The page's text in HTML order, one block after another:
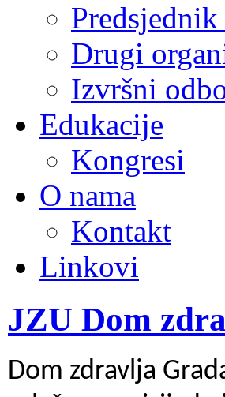
Drugi
Izvršni
Edukacije
Kongresi
O nama
Kontakt
Linkovi
JZU Dom
Dom zdravlja